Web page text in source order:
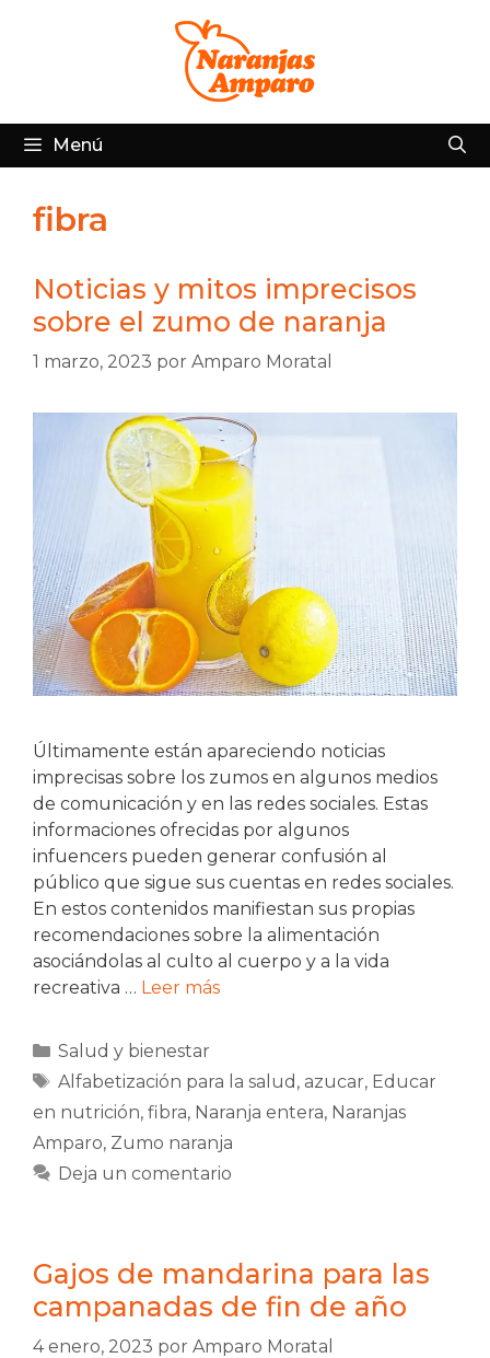
Menú
fibra
Noticias y mitos imprecisos
sobre el zumo de naranja
1 marzo, 2023 por Amparo Moratal
Últimamente están apareciendo noticias
imprecisas sobre los zumos en algunos medios
de comunicación y en las redes sociales. Estas
informaciones ofrecidas por algunos
infuencers pueden generar confusión al
público que sigue sus cuentas en redes sociales.
En estos contenidos manifiestan sus propias
recomendaciones sobre la alimentación
asociándolas al culto al cuerpo y a la vida
recreativa … Leer más
Categorías
Salud y bienestar
Etiquetas
Alfabetización para la salud , azucar, Educar
en nutrición, fibra, Naranja entera, Naranjas
Amparo, Zumo naranja
Deja un comentario
Gajos de mandarina para las
campanadas de fin de año
4 enero, 2023 por Amparo Moratal